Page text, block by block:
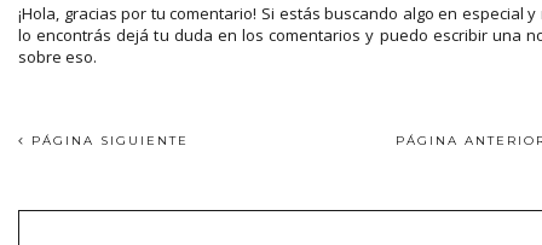
¡Hola, gracias por tu comentario! Si estás buscando algo en especial y
lo encontrás dejá tu duda en los comentarios y puedo escribir una
sobre eso.
PÁGINA SIGUIENTE PÁGINA